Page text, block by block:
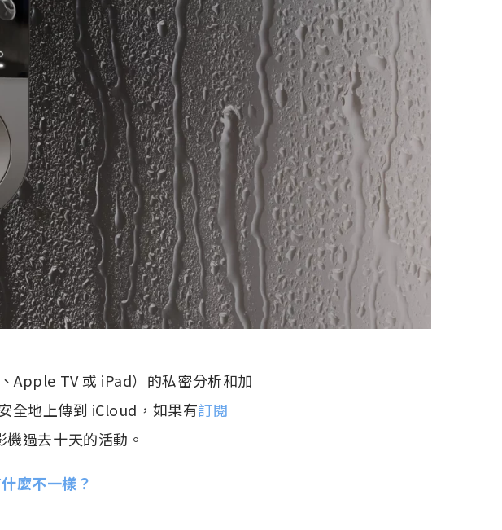
Apple TV 或 iPad）的私密分析和加
全地上傳到 iCloud，如果有訂閱
過去十天的活動。
麼不一樣？